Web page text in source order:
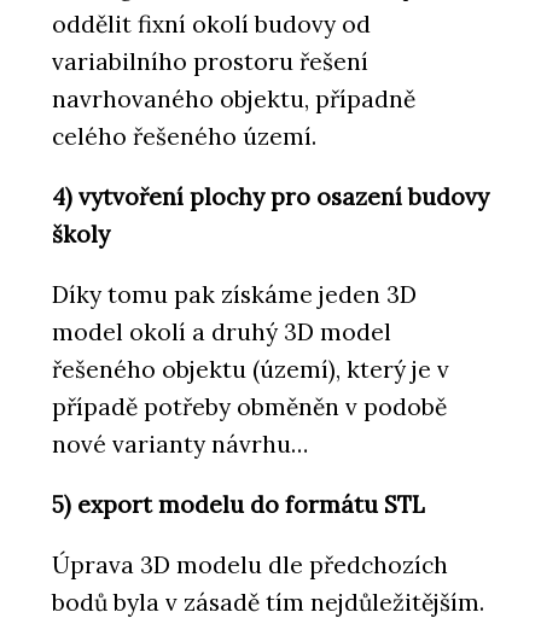
oddělit fixní okolí budovy od
variabilního prostoru řešení
navrhovaného objektu, případně
celého řešeného území.
4) vytvoření plochy pro osazení budovy
školy
Díky tomu pak získáme jeden 3D
model okolí a druhý 3D model
řešeného objektu (území), který je v
případě potřeby obměněn v podobě
nové varianty návrhu…
5) export modelu do formátu STL
Úprava 3D modelu dle předchozích
bodů byla v zásadě tím nejdůležitějším.